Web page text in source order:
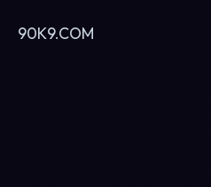
90K9.COM